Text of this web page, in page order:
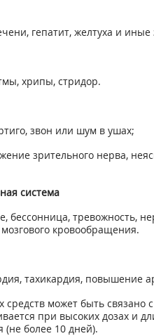
гепатит, желтуха и
хрипы, стридор.
звон или шум в ушах;
зрительного нерва,
система
бессонница, тревожность,
кровообращения.
тахикардия, повышение
может быть
при высоких дозах
(не более 10 дней).